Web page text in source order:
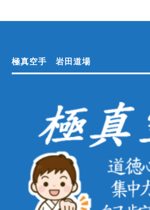
極真空手 岩田道場